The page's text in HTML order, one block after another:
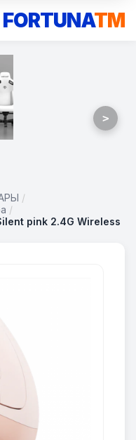
FORTUNATM
>
/
/
pink 2.4G Wireless